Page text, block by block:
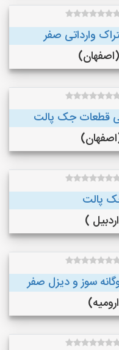
وارداتی صفر
قطعات جک پالت
پالت
سوز و دیزل صفر